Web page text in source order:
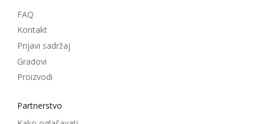
FAQ
Kontakt
Prijavi sadržaj
Gradovi
Proizvodi
Partnerstvo